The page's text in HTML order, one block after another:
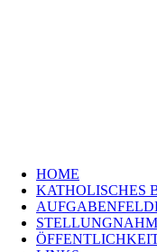
KONTAKT/
Bistum
Aachen
Bistum
Essen
Erzbistum
überspringen
HOME
KATHOLISCHES